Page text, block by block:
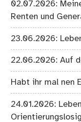
02.07.2026:
Renten und
23.06.2026:
22.06.2026: Auf
Habt ihr mal nen
24.01.2026: